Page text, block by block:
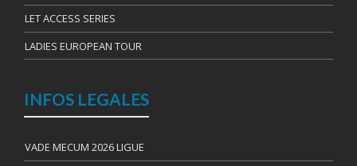
LET ACCESS SERIES
LADIES EUROPEAN TOUR
INFOS LEGALES
VADE MECUM 2026 LIGUE